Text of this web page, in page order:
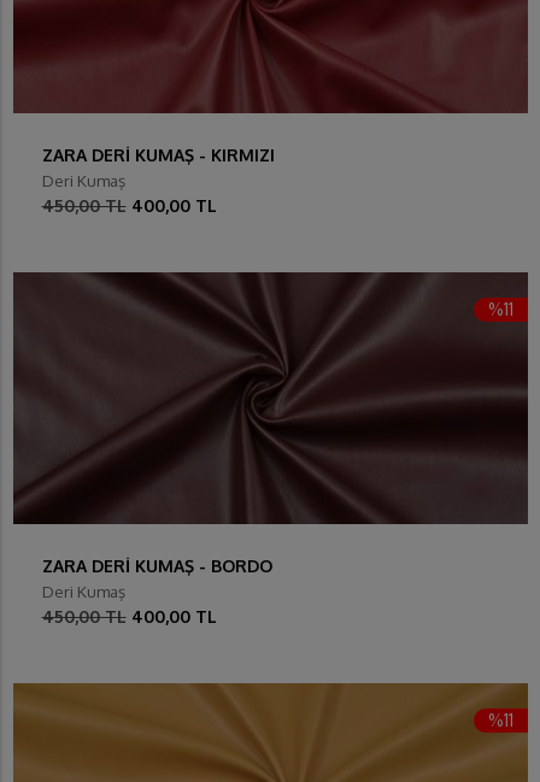
ZARA DERİ KUMAŞ - KIRMIZI
Deri Kumaş
450,00 TL 400,00 TL
%11
ZARA DERİ KUMAŞ - BORDO
Deri Kumaş
450,00 TL 400,00 TL
%11